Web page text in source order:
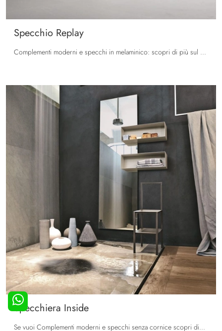
Specchio Replay
Complementi moderni e specchi in melaminico: scopri di più sul modello Specchio Replay di Tomasella e potrai completare i tuoi interni.
Specchiera Inside
Se vuoi Complementi moderni e specchi senza cornice scopri di più sul modello Specchiera Inside dell'azienda Tomasella.